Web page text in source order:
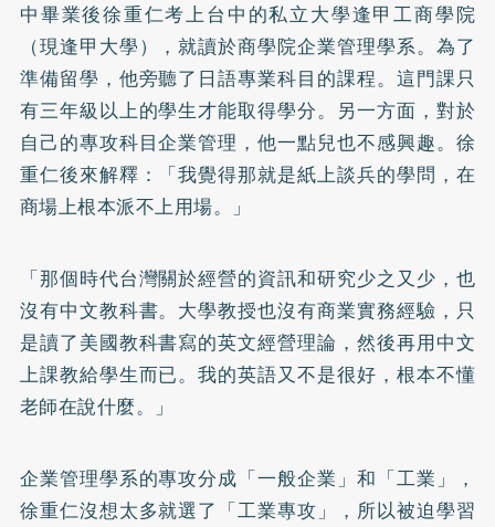
中畢業後徐重仁考上台中的私立大學逢甲工商學院
（現逢甲大學），就讀於商學院企業管理學系。為了
準備留學，他旁聽了日語專業科目的課程。這門課只
有三年級以上的學生才能取得學分。另一方面，對於
自己的專攻科目企業管理，他一點兒也不感興趣。徐
重仁後來解釋：「我覺得那就是紙上談兵的學問，在
商場上根本派不上用場。」
「那個時代台灣關於經營的資訊和研究少之又少，也
沒有中文教科書。大學教授也沒有商業實務經驗，只
是讀了美國教科書寫的英文經營理論，然後再用中文
上課教給學生而已。我的英語又不是很好，根本不懂
老師在說什麼。」
企業管理學系的專攻分成「一般企業」和「工業」，
徐重仁沒想太多就選了「工業專攻」，所以被迫學習